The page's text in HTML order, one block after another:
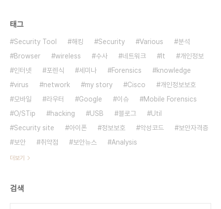
태그
Security Tool 해킹 Security Various
분석
Browser
wireless 수사 네트워크 It
개인정보
인터넷
포렌식 세미나 Forensics
knowledge
virus
network my story Cisco
개인정보보호
모바일
라우터 Google 이슈
Mobile Forensics
O/STip
hacking USB 블로그
Util
Security site
아이폰 정보보호 악성코드
보안자격증
보안
취약점 보안뉴스 Analysis
더보기
검색